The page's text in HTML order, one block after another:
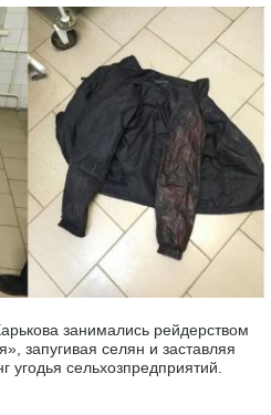
занимались рейдерством
запугивая селян и заставляя
угодья сельхозпредприятий.